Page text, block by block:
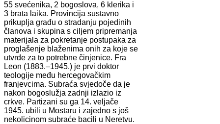
55 svećenika, 2 bogoslova, 6 klerika i
3 brata laika. Provincija sustavno
prikuplja građu o stradanju pojedinih
članova i skupina s ciljem pripremanja
materijala za pokretanje postupaka za
proglašenje blaženima onih za koje se
utvrde za to potrebne činjenice. Fra
Leon (1883.–1945.) je prvi doktor
teologije među hercegovačkim
franjevcima. Subraća svjedoče da je
nakon bogoslužja zadnji izlazio iz
crkve. Partizani su ga 14. veljače
1945. ubili u Mostaru i zajedno s još
nekolicinom subraće bacili u Neretvu.